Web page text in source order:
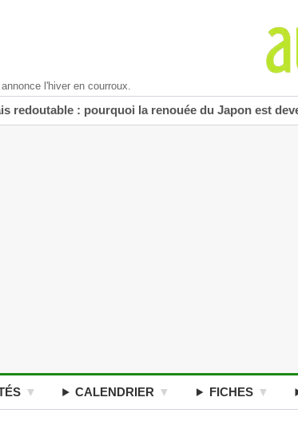
l'hiver en courroux.
redoutable : pourquoi la renouée du Japon est
CALENDRIER FICHES